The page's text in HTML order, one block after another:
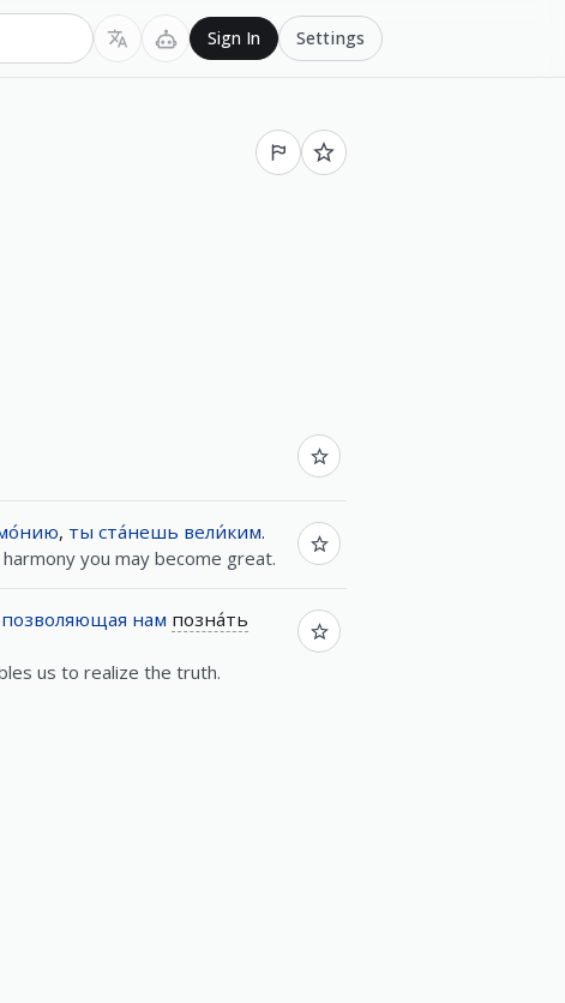
Sign In Settings
, ты ста́нешь вели́ким.
you may become great.
позволяющая нам позна́ть
us to realize the truth.